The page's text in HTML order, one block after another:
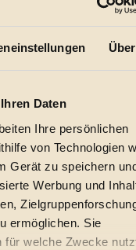
Daten
Ihre persönlichen
von Technologien
Gerät zu speichern
Werbung und
ermöglichen. Sie
für welche Zwecke
und bewussten
für Ideen, Menschen